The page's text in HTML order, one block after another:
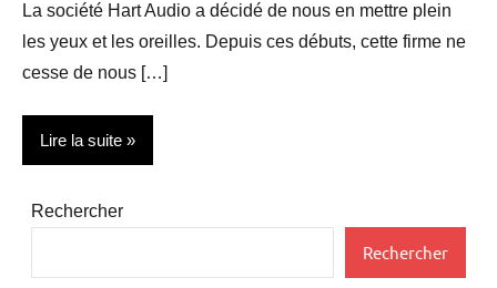
La société Hart Audio a décidé de nous en mettre plein
les yeux et les oreilles. Depuis ces débuts, cette firme ne
cesse de nous […]
Lire la suite
Accessoires
Rechercher
Rechercher